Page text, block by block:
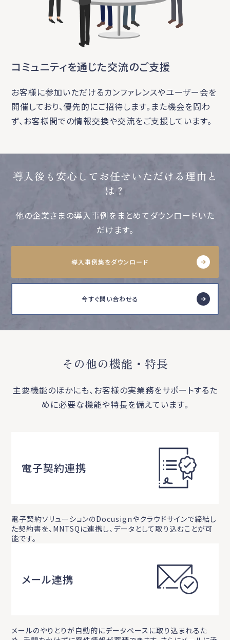
コミュニティを通じた交流のご支援
お客様に参加いただけるカンファレンスやユーザー会を
開催しており、優先的にご招待します。また機会を問わ
ず、お客様間での情報交換や交流をご支援しています。
導入後も安心してお任せいただける理由と
は？
他の企業さまの導入事例をまとめてダウンロードいた
だけます。
導入事例集をダウンロード
今すぐ問い合わせる
その他の機能・特長
主要機能のほかにも、お客様の実業務をサポートするた
めに必要な機能や特長を備えています。
電子契約連携
電子契約ソリューションのDocusignやクラウドサインで締結し
た契約書を、MNTSQに連携し、データとして取り込むことが可
能です。
メール連携
メールのやりとりが自動的にデータベースに取り込まれるた